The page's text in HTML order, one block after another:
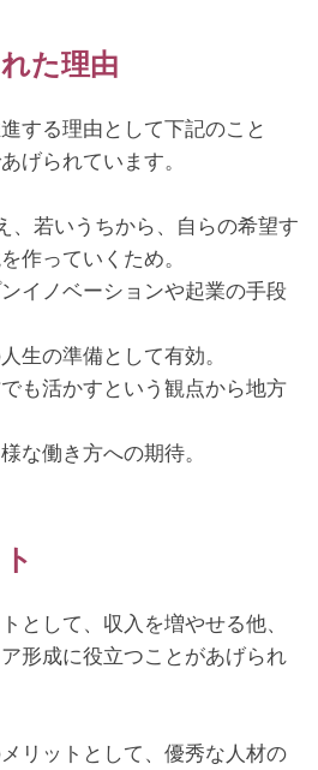
た理由
する理由として下記のこと
げられています。
、若いうちから、自らの希望す
作っていくため。
イノベーションや起業の手段
生の準備として有効。
も活かすという観点から地方
な働き方への期待。
として、収入を増やせる他、
形成に役立つことがあげられ
リットとして、優秀な人材の